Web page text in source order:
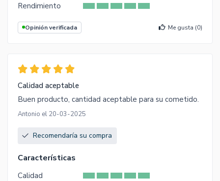
Rendimiento
Opinión verificada Me gusta (0)
Calidad aceptable
Buen producto, cantidad aceptable para su cometido.
Antonio el 20-03-2025
Recomendaría su compra
Características
Calidad